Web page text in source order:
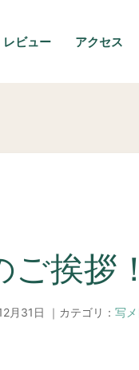
レビュー アクセス
ご挨拶！
月31日 ｜カテゴリ： 写